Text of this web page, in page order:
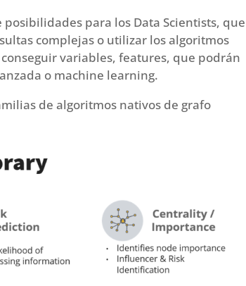
para los Data Scientists, que
complejas o utilizar los algoritmos
variables, features, que podrán
o machine learning.
de algoritmos nativos de grafo